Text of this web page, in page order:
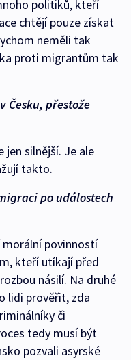
politiků, kteří
chtějí pouze získat
neměli tak
proti migrantům tak
Česku, přestože
jen silnější. Je ale
takto.
po událostech
morální povinností
kteří utíkají před
násilí. Na druhé
lidi prověřit, zda
či
tedy musí být
pozvali asyrské